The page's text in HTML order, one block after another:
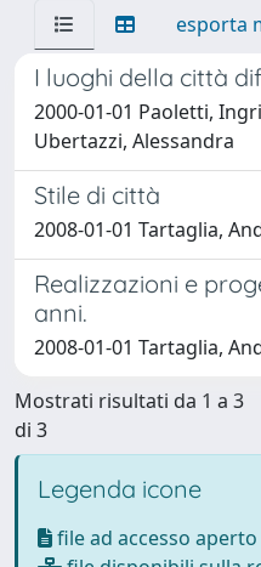
esporta
I luoghi della città
2000-01-01 Paoletti,
Ubertazzi, Alessandra
Stile di città
2008-01-01 Tartaglia,
Realizzazioni e
anni.
2008-01-01 Tartaglia,
Mostrati risultati da 1 a 3
di 3
Legenda icone
file ad accesso aperto